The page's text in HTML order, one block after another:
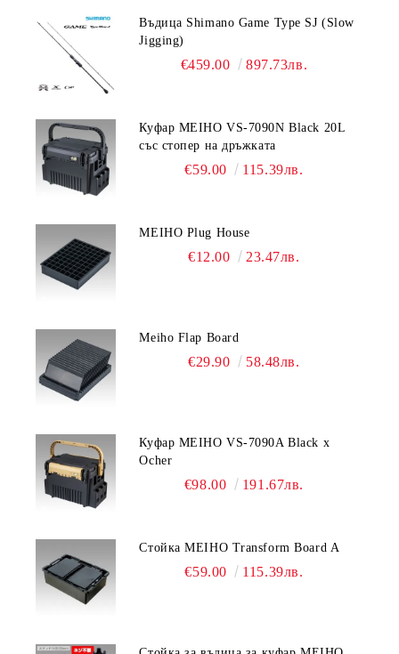
Въдица Shimano Game Type SJ (Slow
Jigging)
€459.00 897.73лв.
Куфар MEIHO VS-7090N Black 20L
със стопер на дръжката
€59.00 115.39лв.
MEIHO Plug House
€12.00 23.47лв.
Meiho Flap Board
€29.90 58.48лв.
Куфар MEIHO VS-7090A Black x
Ocher
€98.00 191.67лв.
Стойка MEIHO Transform Board A
€59.00 115.39лв.